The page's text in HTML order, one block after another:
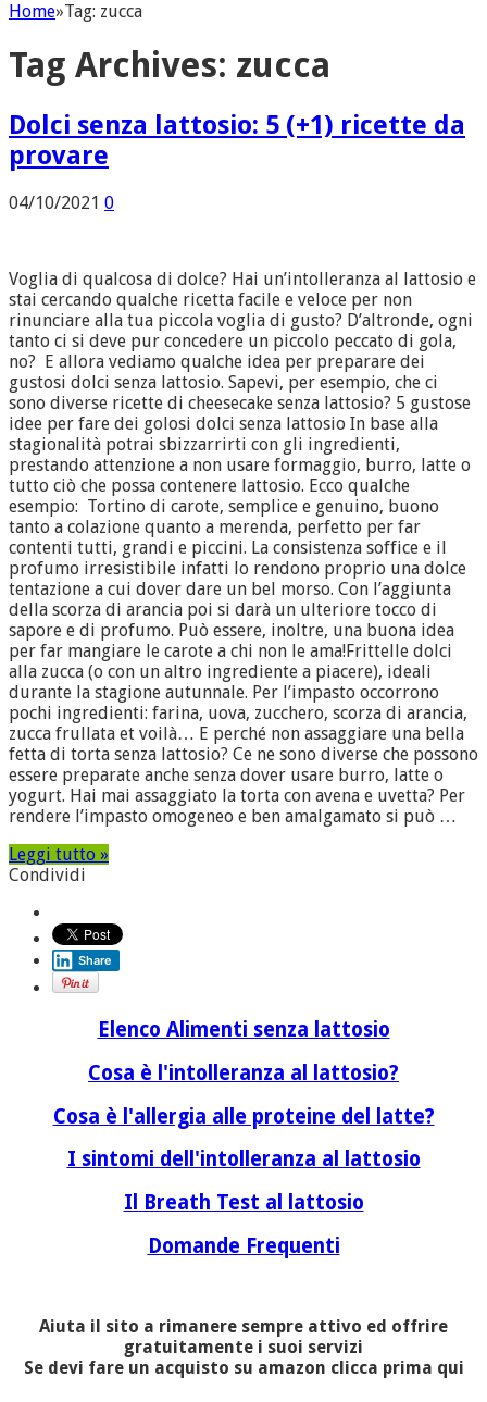
Home»Tag: zucca
Tag Archives: zucca
Dolci senza lattosio: 5 (+1) ricette da
provare
04/10/2021 0
Voglia di qualcosa di dolce? Hai un’intolleranza al lattosio e
stai cercando qualche ricetta facile e veloce per non
rinunciare alla tua piccola voglia di gusto? D’altronde, ogni
tanto ci si deve pur concedere un piccolo peccato di gola,
no? E allora vediamo qualche idea per preparare dei
gustosi dolci senza lattosio. Sapevi, per esempio, che ci
sono diverse ricette di cheesecake senza lattosio? 5 gustose
idee per fare dei golosi dolci senza lattosio In base alla
stagionalità potrai sbizzarrirti con gli ingredienti,
prestando attenzione a non usare formaggio, burro, latte o
tutto ciò che possa contenere lattosio. Ecco qualche
esempio: Tortino di carote, semplice e genuino, buono
tanto a colazione quanto a merenda, perfetto per far
contenti tutti, grandi e piccini. La consistenza soffice e il
profumo irresistibile infatti lo rendono proprio una dolce
tentazione a cui dover dare un bel morso. Con l’aggiunta
della scorza di arancia poi si darà un ulteriore tocco di
sapore e di profumo. Può essere, inoltre, una buona idea
per far mangiare le carote a chi non le ama!Frittelle dolci
alla zucca (o con un altro ingrediente a piacere), ideali
durante la stagione autunnale. Per l’impasto occorrono
pochi ingredienti: farina, uova, zucchero, scorza di arancia,
zucca frullata et voilà… E perché non assaggiare una bella
fetta di torta senza lattosio? Ce ne sono diverse che possono
essere preparate anche senza dover usare burro, latte o
yogurt. Hai mai assaggiato la torta con avena e uvetta? Per
rendere l’impasto omogeneo e ben amalgamato si può …
Leggi tutto »
Condividi
Share
Elenco Alimenti senza lattosio
Cosa è l'intolleranza al lattosio?
Cosa è l'allergia alle proteine del latte?
I sintomi dell'intolleranza al lattosio
Il Breath Test al lattosio
Domande Frequenti
Aiuta il sito a rimanere sempre attivo ed offrire
gratuitamente i suoi servizi
Se devi fare un acquisto su amazon clicca prima qui